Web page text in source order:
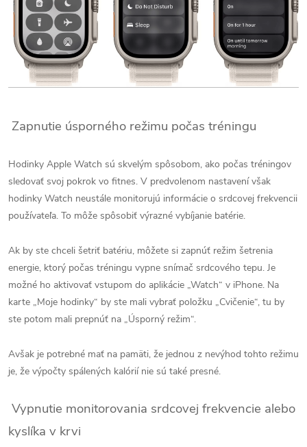
Zapnutie úsporného režimu počas tréningu
Hodinky Apple Watch sú skvelým spôsobom, ako počas tréningov
sledovať svoj pokrok vo fitnes. V predvolenom nastavení však
hodinky Watch neustále monitorujú informácie o srdcovej frekvencii
používateľa. To môže spôsobiť výrazné vybíjanie batérie.
Ak by ste chceli šetriť batériu, môžete si zapnúť režim šetrenia
energie, ktorý počas tréningu vypne snímač srdcového tepu. Je
možné ho aktivovať vstupom do aplikácie „Watch“ v iPhone. Na
karte „Moje hodinky“ by ste mali vybrať položku „Cvičenie“, tu by
ste potom mali prepnúť na „Úsporný režim“.
Avšak je potrebné mať na pamäti, že jednou z nevýhod tohto režimu
je, že výpočty spálených kalórií nie sú také presné.
Vypnutie monitorovania srdcovej frekvencie alebo
kyslíka v krvi